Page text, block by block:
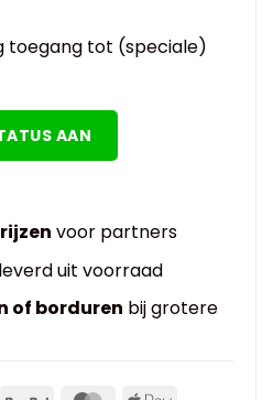
toegang tot (speciale)
AAN
voor partners
uit voorraad
of borduren bij grotere